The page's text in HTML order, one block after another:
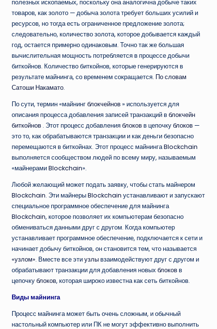
полезных ископаемых, поскольку она аналогична добыче таких
товаров, как золото — добыча золота требует больших усилий и
ресурсов, но тогда есть ограниченное предложение золота;
следовательно, количество золота, которое добывается каждый
год, остается примерно одинаковым. Точно так же большая
вычислительная мощность потребляется в процессе добычи
биткойнов. Количество биткойнов, которые генерируются в
результате майнинга, со временем сокращается. По словам
Сатоши Накамато.
По сути, термин «майнингблокчейнов» используется для
описания процесса добавления записей транзакций вблокчейн
биткойнов . Этот процесс добавленияблоковв цепочкублоков —
это то, как обрабатываются транзакции и как деньги безопасно
перемещаются в биткойнах. Этот процесс майнингаBlockchain
выполняется сообществом людей по всему миру, называемым
«майнерамиBlockchain».
Любой желающий может подать заявку, чтобы стать майнером
Blockchain. Эти майнерыBlockchain устанавливают и запускают
специальное программное обеспечение для майнинга
Blockchain, которое позволяет их компьютерам безопасно
обмениваться данными друг с другом. Когда компьютер
устанавливает программное обеспечение, подключается к сети и
начинает добычу биткойнов, он становится тем, что называется
«узлом». Вместе все этиузлывзаимодействуют друг с другом и
обрабатывают транзакции для добавления новыхблоковв
цепочкублоков, которая широко известна как сеть биткойнов.
Виды майнинга
Процесс майнинга может быть очень сложным, и обычный
настольный компьютер или ПК не могут эффективно выполнить